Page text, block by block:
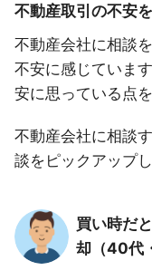
不動産取引の不安
不動産会社に相談
不安に感じていま
安に思っている点
不動産会社に相談
談をピックアップし
買い時だ
却（40代